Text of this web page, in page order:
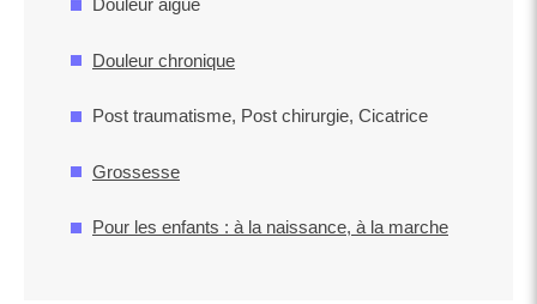
Douleur aigüe
Douleur chronique
Post traumatisme, Post chirurgie, Cicatrice
Grossesse
Pour les enfants : à la naissance, à la marche